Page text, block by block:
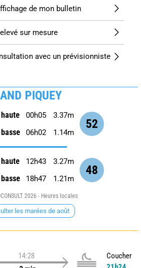
de mon bulletin
sur mesure
avec un prévisionniste
PIQUEY
52
00h05 3.37m
06h02 1.14m
48
12h43 3.27m
18h47 1.21m
2026 - Heures locales
les marées de août
14:28
Coucher